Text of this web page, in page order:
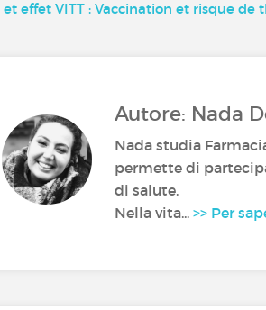
et effet VITT : Vaccination et risque
Autore: Nada
Nada studia
permette di
di salute.
Nella vita... >> Per